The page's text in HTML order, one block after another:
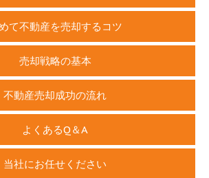
て不動産を売却するコツ
売却戦略の基本
不動産売却成功の流れ
よくあるQ＆A
当社にお任せください